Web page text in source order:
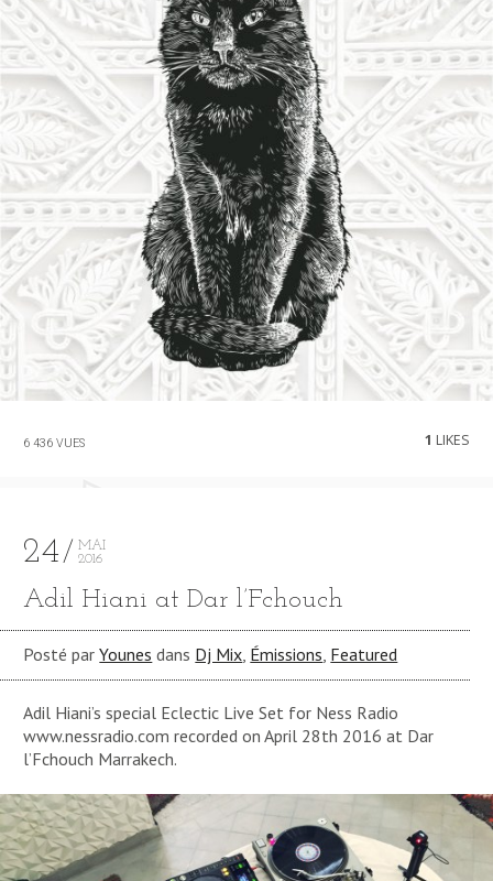
6 436 VUES 1 LIKES
24
MAI
2016
Adil Hiani at Dar l’Fchouch
Posté parYounes dans Dj Mix Émissions Featured
Adil Hiani’s special Eclectic Live Set for Ness Radio
www.nessradio.com recorded on April 28th 2016 at Dar
l’Fchouch Marrakech.